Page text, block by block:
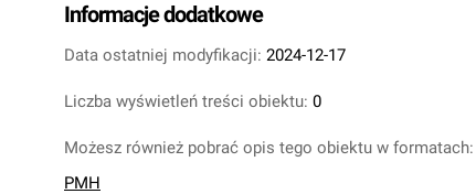
Informacje dodatkowe
Data ostatniej modyfikacji: 2024-12-17
Liczba wyświetleń treści obiektu: 0
Możesz również pobrać opis tego obiektu w formatach:
PMH